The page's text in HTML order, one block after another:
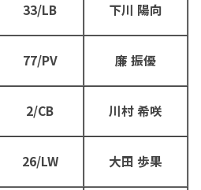
33/LB 下川 陽向
77/PV 廉 振優
2/CB 川村 希咲
26/LW 大田 歩果